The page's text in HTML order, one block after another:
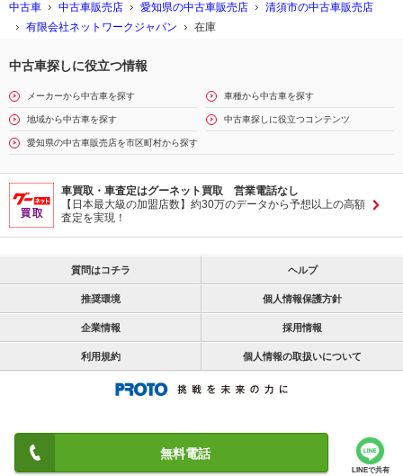
無料電話
LINEで共有
中古車 中古車販売店 愛知県の中古車販売店
清須市の中古車販売店
有限会社ネットワークジャパン
在庫
中古車探しに役立つ情報
メーカーから中古車を探す 車種から中古車を探す
地域から中古車を探す 中古車探しに役立つコンテンツ
愛知県の中古車販売店を市区町村から探す
車買取・車査定はグーネット買取 営業電話なし
【日本最大級の加盟店数】約30万のデータから予想以上の高額
査定を実現！
質問はコチラ ヘルプ
推奨環境 個人情報保護方針
企業情報 採用情報
利用規約 個人情報の取扱いについて